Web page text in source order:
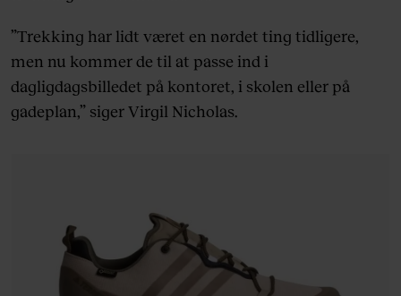
”Trekking har lidt været en nørdet ting tidligere,
men nu kommer de til at passe ind i
dagligdagsbilledet på kontoret, i skolen eller på
gadeplan,” siger Virgil Nicholas.